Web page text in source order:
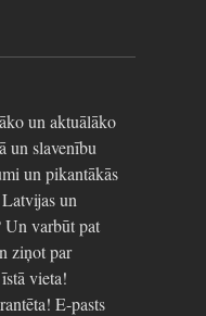
un aktuālāko
un slavenību
un pikantākās
un
Un varbūt pat
ziņot par
vieta!
E-pasts